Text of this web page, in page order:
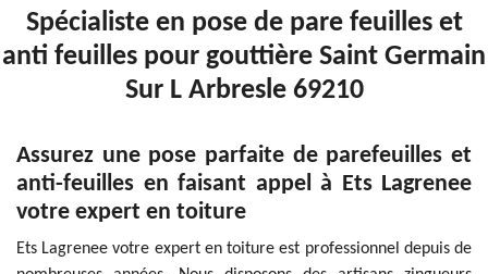
Spécialiste en pose de pare feuilles et
anti feuilles pour gouttière Saint Germain
Sur L Arbresle 69210
Assurez une pose parfaite de parefeuilles et
anti-feuilles en faisant appel à Ets Lagrenee
votre expert en toiture
Ets Lagrenee votre expert en toiture est professionnel depuis de